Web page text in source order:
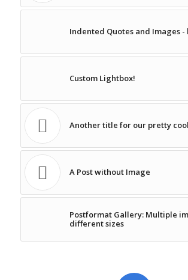
Indented Quotes and Images
Custom Lightbox!
Another title for our pretty
A Post without Image
Postformat Gallery: Multiple
different sizes